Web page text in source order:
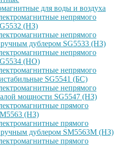
для воды и воздуха
непрямого
(НЗ)
непрямого
ручным дублером SG5533 (НЗ)
непрямого
(НО)
непрямого
SG5541 (БС)
непрямого
мощности SG5547 (НЗ)
прямого
(НЗ)
прямого
ручным дублером SM5563M (НЗ)
прямого